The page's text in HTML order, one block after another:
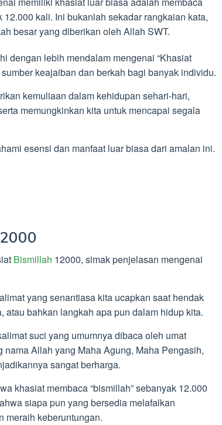
12.000 kali. Ini bukanlah sekadar rangkaian kata,
besar yang diberikan oleh Allah SWT.
dengan lebih mendalam mengenai “Khasiat
keajaiban dan berkah bagi banyak individu.
kemuliaan dalam kehidupan sehari-hari,
memungkinkan kita untuk mencapai segala
esensi dan manfaat luar biasa dari amalan ini.
Bismillah 12000, simak penjelasan mengenai
yang senantiasa kita ucapkan saat hendak
atau bahkan langkah apa pun dalam hidup kita.
suci yang umumnya dibaca oleh umat
Allah yang Maha Agung, Maha Pengasih,
sangat berharga.
khasiat membaca “bismillah” sebanyak 12.000
siapa pun yang bersedia melafalkan
meraih keberuntungan.